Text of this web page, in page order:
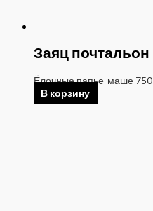
Заяц почтальон
Ёлочные папье-маше 750
В корзину